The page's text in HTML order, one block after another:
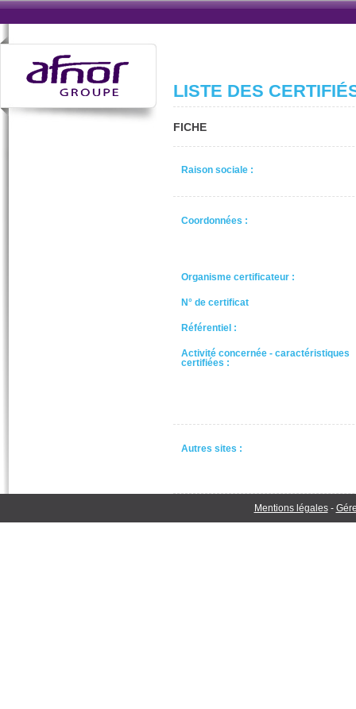
LISTE DES
FICHE
Raison sociale :
Coordonnées :
Organisme certificateur :
N° de certificat
Référentiel :
Activité concernée - caractéristiques
certifiées :
Autres sites :
Mentions légales-